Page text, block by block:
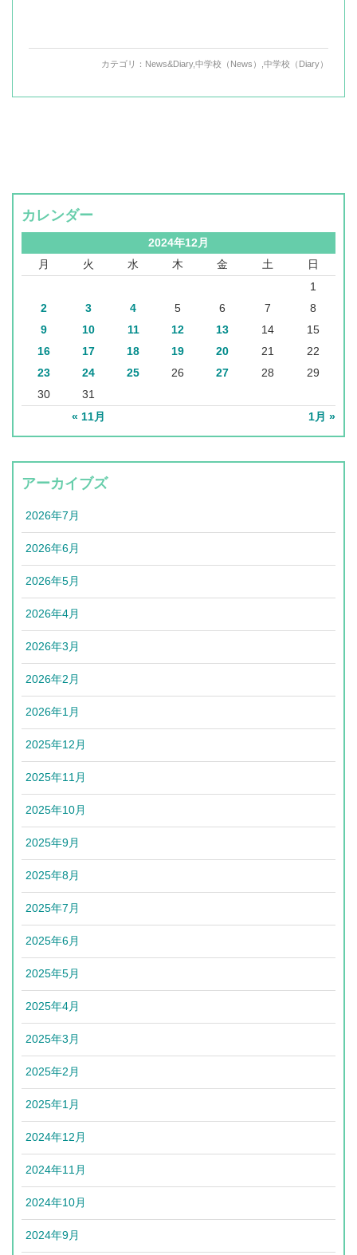
カテゴリ： News&Diary,中学校（News） 中学校（Diary）
カレンダー
2024年12月
月
火 水 木 金 土 日
« 11月 1月 »
1
2
3 4 5 6 7
8
9
10 11 12 13 14
15
16
17 18 19 20 21
22
23
24 25 26 27 28
29
30
31
アーカイブズ
2026年7月
2026年6月
2026年5月
2026年4月
2026年3月
2026年2月
2026年1月
2025年12月
2025年11月
2025年10月
2025年9月
2025年8月
2025年7月
2025年6月
2025年5月
2025年4月
2025年3月
2025年2月
2025年1月
2024年12月
2024年11月
2024年10月
2024年9月